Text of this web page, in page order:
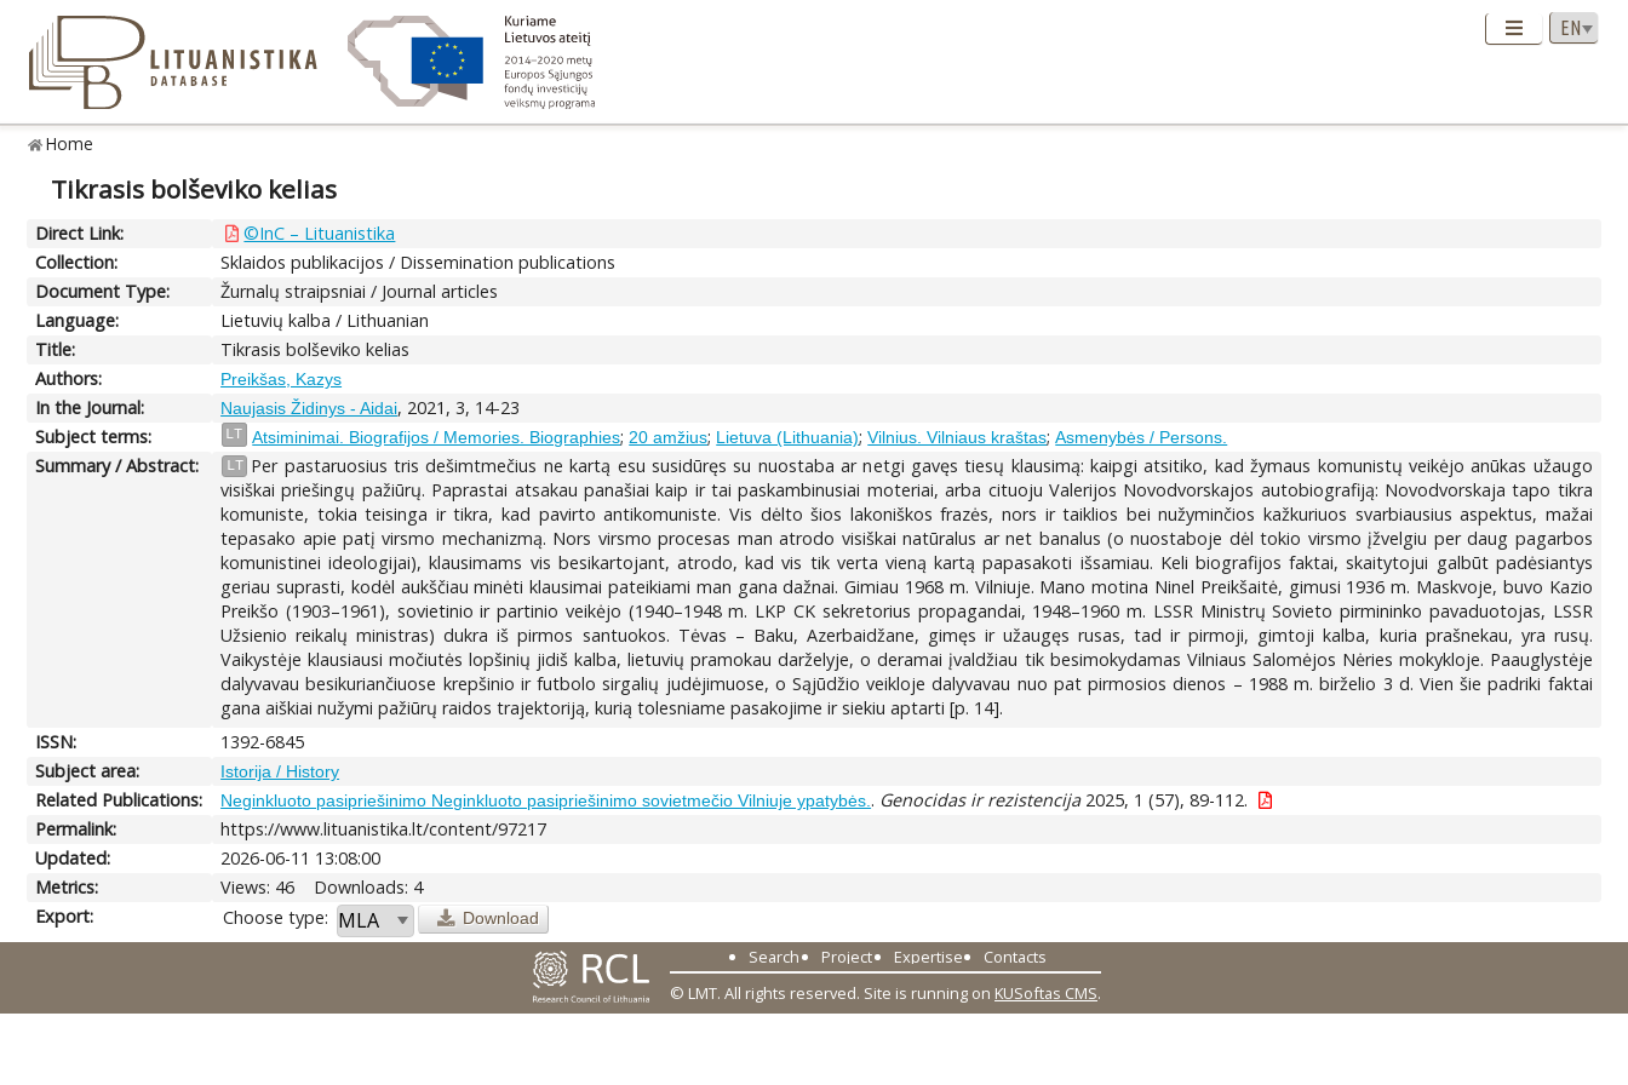
Home
Tikrasis bolševiko kelias
Direct Link:
©InC – Lituanistika
Collection:
Sklaidos publikacijos / Dissemination publications
Document Type:
Žurnalų straipsniai / Journal articles
Language:
Lietuvių kalba / Lithuanian
Title:
Tikrasis bolševiko kelias
Authors:
Preikšas, Kazys
In the Journal: Naujasis Židinys - Aidai, 2021, 3, 14-23
Subject terms:
LT Atsiminimai. Biografijos / Memories. Biographies; 20 amžius; Lietuva (Lithuania);Vilnius. Vilniaus kraštas;Asmenybės / Persons.
Summary / Abstract: LT Per pastaruosius tris dešimtmečius ne kartą esu susidūręs su nuostaba ar netgi gavęs tiesų klausimą: kaipgi atsitiko, kad žymaus komunistų veikėjo anūkas užaugo
visiškai priešingų pažiūrų. Paprastai atsakau panašiai kaip ir tai paskambinusiai moteriai, arba cituoju Valerijos Novodvorskajos autobiografiją: Novodvorskaja tapo tikra
komuniste, tokia teisinga ir tikra, kad pavirto antikomuniste. Vis dėlto šios lakoniškos frazės, nors ir taiklios bei nužyminčios kažkuriuos svarbiausius aspektus, mažai
tepasako apie patį virsmo mechanizmą. Nors virsmo procesas man atrodo visiškai natūralus ar net banalus (o nuostaboje dėl tokio virsmo įžvelgiu per daug pagarbos
komunistinei ideologijai), klausimams vis besikartojant, atrodo, kad vis tik verta vieną kartą papasakoti išsamiau. Keli biografijos faktai, skaitytojui galbūt padėsiantys
geriau suprasti, kodėl aukščiau minėti klausimai pateikiami man gana dažnai. Gimiau 1968 m. Vilniuje. Mano motina Ninel Preikšaitė, gimusi 1936 m. Maskvoje, buvo Kazio
Preikšo (1903–1961), sovietinio ir partinio veikėjo (1940–1948 m. LKP CK sekretorius propagandai, 1948–1960 m. LSSR Ministrų Sovieto pirmininko pavaduotojas, LSSR
Užsienio reikalų ministras) dukra iš pirmos santuokos. Tėvas – Baku, Azerbaidžane, gimęs ir užaugęs rusas, tad ir pirmoji, gimtoji kalba, kuria prašnekau, yra rusų.
Vaikystėje klausiausi močiutės lopšinių jidiš kalba, lietuvių pramokau darželyje, o deramai įvaldžiau tik besimokydamas Vilniaus Salomėjos Nėries mokykloje. Paauglystėje
dalyvavau besikuriančiuose krepšinio ir futbolo sirgalių judėjimuose, o Sąjūdžio veikloje dalyvavau nuo pat pirmosios dienos – 1988 m. birželio 3 d. Vien šie padriki faktai
gana aiškiai nužymi pažiūrų raidos trajektoriją, kurią tolesniame pasakojime ir siekiu aptarti [p. 14].
ISSN:
1392-6845
Subject area:
Istorija / History
Related Publications: Neginkluoto pasipriešinimo Neginkluoto pasipriešinimo sovietmečio Vilniuje ypatybės. . Genocidas ir rezistencija2025, 1 (57), 89-112.
Permalink:
https://www.lituanistika.lt/content/97217
Updated:
2026-06-11 13:08:00
Metrics:
Views: 46
Downloads: 4
Export:
Choose type: Download
Search Project Expertise
Contacts
© LMT. All rights reserved. Site is running on KUSoftas CMS.